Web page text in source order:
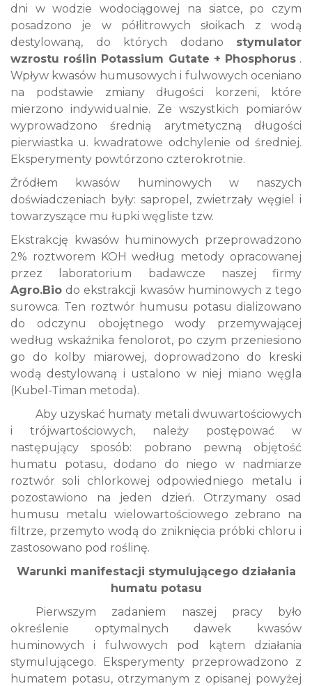
dni w wodzie wodociągowej na siatce, po czym
posadzono je w półlitrowych słoikach z wodą
destylowaną, do których dodano stymulator
wzrostu roślin Potassium Gutate + Phosphorus.
Wpływ kwasów humusowych i fulwowych oceniano
na podstawie zmiany długości korzeni, które
mierzono indywidualnie. Ze wszystkich pomiarów
wyprowadzono średnią arytmetyczną długości
pierwiastka u. kwadratowe odchylenie od średniej.
Eksperymenty powtórzono czterokrotnie.
Źródłem kwasów huminowych w naszych
doświadczeniach były: sapropel, zwietrzały węgiel i
towarzyszące mu łupki węgliste tzw.
Ekstrakcję kwasów huminowych przeprowadzono
2% roztworem KOH według metody opracowanej
przez laboratorium badawcze naszej firmy
Agro.Bio do ekstrakcji kwasów huminowych z tego
surowca. Ten roztwór humusu potasu dializowano
do odczynu obojętnego wody przemywającej
według wskaźnika fenolorot, po czym przeniesiono
go do kolby miarowej, doprowadzono do kreski
wodą destylowaną i ustalono w niej miano węgla
(Kubel-Timan metoda).
Aby uzyskać humaty metali dwuwartościowych
i trójwartościowych, należy postępować w
następujący sposób: pobrano pewną objętość
humatu potasu, dodano do niego w nadmiarze
roztwór soli chlorkowej odpowiedniego metalu i
pozostawiono na jeden dzień. Otrzymany osad
humusu metalu wielowartościowego zebrano na
filtrze, przemyto wodą do zniknięcia próbki chloru i
zastosowano pod roślinę.
Warunki manifestacji stymulującego działania
humatu potasu
Pierwszym zadaniem naszej pracy było
określenie optymalnych dawek kwasów
huminowych i fulwowych pod kątem działania
stymulującego. Eksperymenty przeprowadzono z
humatem potasu, otrzymanym z opisanej powyżej